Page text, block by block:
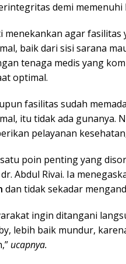
demi
menekankan agar fasilitas
baik dari sisi sarana
tenaga medis yang
optimal.
fasilitas sudah
itu tidak ada gunanya.
pelayanan
poin penting yang
dr. Abdul Rivai. Ia
dan tidak sekadar
ingin ditangani
lebih baik mundur,
ucapnya.